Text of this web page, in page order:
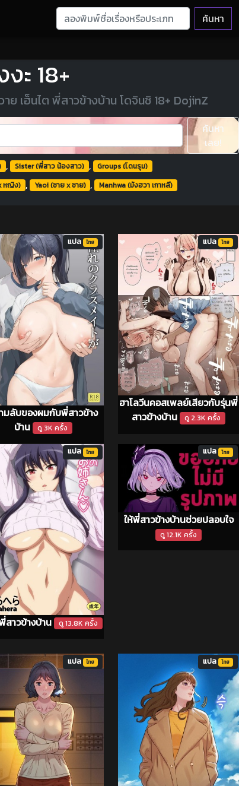
ค้นหา
ะ 18+
เฮ็นไต พี่สาวข้างบ้าน โดจินชิ 18+ DojinZ
ค้นหา
เลย!
, Sister (พี่สาว น้องสาว) , Groups (โดนรุม)
หญิง) , Yaoi (ชาย x ชาย) , Manhwa (มังฮวา เกาหลี)
มลับของผมกับพี่สาวข้าง
บ้าน ดู 3K ครั้ง
แปล ไทย
ฮาโลวีนคอสเพลย์เสียวกับรุ่นพี่
สาวข้างบ้าน ดู 2.3K ครั้ง
แปล ไทย
าวข้างบ้าน ดู 13.8K ครั้ง
แปล ไทย
ให้พี่สาวข้างบ้านช่วยปลอบใจ
ดู 12.1K ครั้ง
แปล ไทย
แปล ไทย แปล ไทย